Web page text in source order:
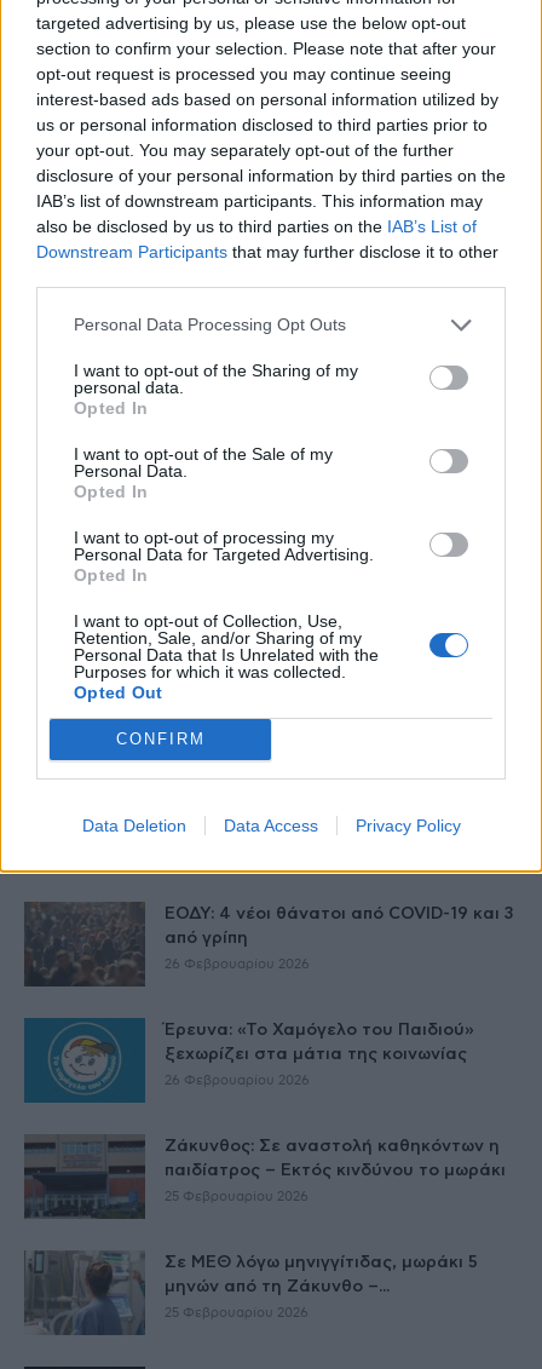
targeted advertising by us, please use the below opt-out
section to confirm your selection. Please note that after your
opt-out request is processed you may continue seeing
interest-based ads based on personal information utilized by
us or personal information disclosed to third parties prior to
your opt-out. You may separately opt-out of the further
disclosure of your personal information by third parties on the
IAB’s list of downstream participants. This information may
also be disclosed by us to third parties on the IAB’s List of
Downstream Participants that may further disclose it to other
Personal Data Processing Opt Outs
I want to opt-out of the Sharing of my
personal data.
Opted In
I want to opt-out of the Sale of my
Personal Data.
Opted In
I want to opt-out of processing my
Personal Data for Targeted Advertising.
Opted In
I want to opt-out of Collection, Use,
Retention, Sale, and/or Sharing of my
Personal Data that Is Unrelated with the
Purposes for which it was collected.
Opted Out
CONFIRM
Data Deletion Data Access Privacy Policy
Προηγούμενο άρθρο
καλύπτουν οι θεωρίες
συνωμοσίας και πώς
κάποιους
Επόμενο άρθρο
το νέο διοικητικό συμβούλιο
Γαλλία – Η τοξίνη κερεουλίδη
γάλα...
Αλεξάνδρα Καππάτου συμβουλεύει
ΕΟΔΥ: 4 νέοι θάνατοι από COVID-19 και 3
από γρίπη
26 Φεβρουαρίου 2026
Έρευνα: «Το Χαμόγελο του Παιδιού»
ξεχωρίζει στα μάτια της κοινωνίας
26 Φεβρουαρίου 2026
Ζάκυνθος: Σε αναστολή καθηκόντων η
παιδίατρος – Εκτός κινδύνου το μωράκι
25 Φεβρουαρίου 2026
Σε ΜΕΘ λόγω μηνιγγίτιδας, μωράκι 5
μηνών από τη Ζάκυνθο –...
25 Φεβρουαρίου 2026